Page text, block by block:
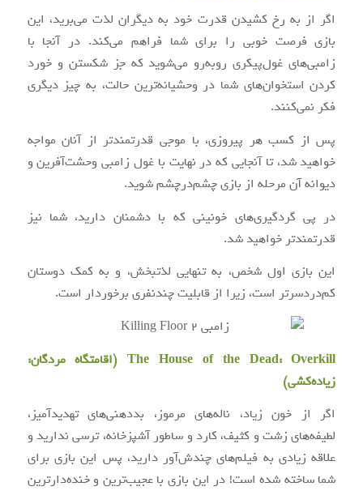
اگر از به رخ کشیدن قدرت خود به دیگران لذت می‌برید، این
بازی فرصت خوبی را برای شما فراهم می‌کند. در آنجا با
زامبی‌های غول‌پیکری روبه‌رو می‌شوید که جز شکستن و خورد
کردن استخوان‌های شما در وحشیانه‌ترین حالت، به چیز دیگری
فکر نمی‌کنند.
پس از کسب هر پیروزی، با موجی قدرتمندتر از آنان مواجه
خواهید شد، تا آنجایی که در نهایت با غول زامبی وحشت‌آفرین و
دیوانه آن مرحله از بازی چشم‌درچشم شوید.
در پی گردگیری‌های خونینی که با دشمنان دارید، شما نیز
قدرتمندتر خواهید شد.
این بازی اول شخص، به تنهایی لذتبخش، و به کمک دوستان
کم‌دردسرتر است، زیرا از قابلیت چندنفری برخوردار است.
The House of the Dead: Overkill (اقامتگاه مردگان:
زیاده‌کشی)
اگر از خون زیاد، ناله‌های مرموز، بددهنی‌های تهدیدآمیز،
لطیفه‌های زشت و کثیف، کارد و ساطور آشپزخانه، ترسی ندارید و
علاقه زیادی به فیلم‌های چندش‌آور دارید، پس این بازی برای
شما ساخته شده است! در این بازی با عجیب‌ترین و خنده‌دارترین